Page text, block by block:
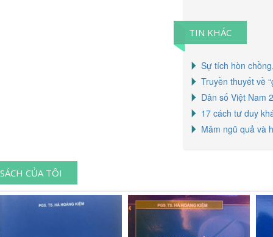
TIN KHÁC
Sự tích hòn
Truyền thuyết về
Dân số Việt Nam
17 cách tư duy
Mâm ngũ quả và
SÁCH CỦA TÔI